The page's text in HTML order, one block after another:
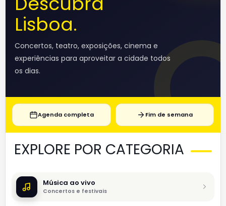
Lisboa.
Concertos, teatro, exposições, cinema e
experiências para aproveitar a cidade todos
os dias.
Agenda completa Fim de semana
EXPLORE POR CATEGORIA
Música ao vivo
Concertos e festivais